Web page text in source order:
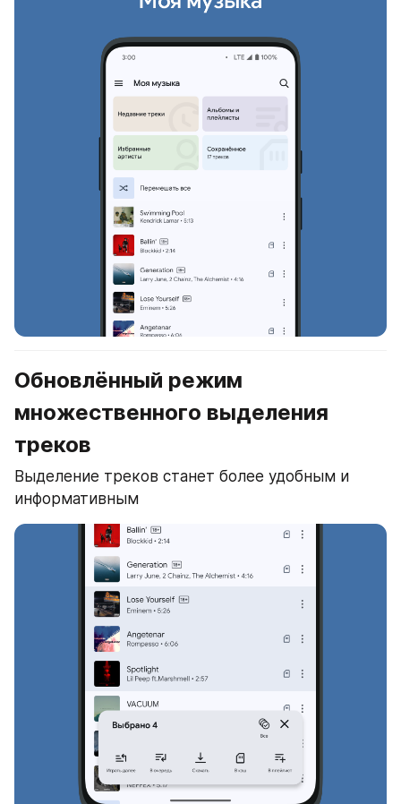
Обновлённый режим
множественного выделения
треков
Выделение треков станет более удобным и
информативным